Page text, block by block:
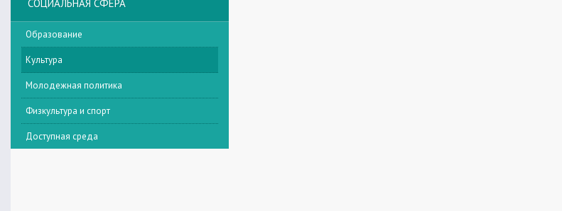
СОЦИАЛЬНАЯ СФЕРА
Образование
Культура
Молодежная политика
Физкультура и спорт
Доступная среда